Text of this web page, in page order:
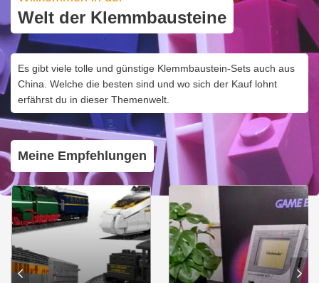
Welt der Klemmbausteine
Es gibt viele tolle und günstige Klemmbaustein-Sets auch aus
China. Welche die besten sind und wo sich der Kauf lohnt
erfährst du in dieser Themenwelt.
Meine Empfehlungen